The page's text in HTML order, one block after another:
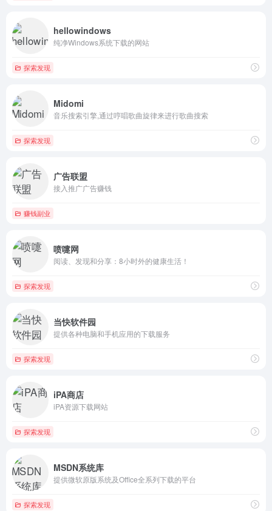
hellowindows
纯净Windows系统下载的网站
探索发现
Midomi
音乐搜索引擎,通过哼唱歌曲旋律来进行歌曲搜索
探索发现
广告联盟
接入推广广告赚钱
赚钱副业
喷嚏网
阅读、发现和分享：8小时外的健康生活！
探索发现
当快软件园
提供各种电脑和手机应用的下载服务
探索发现
iPA商店
iPA资源下载网站
探索发现
MSDN系统库
提供微软原版系统及Office全系列下载的平台
探索发现